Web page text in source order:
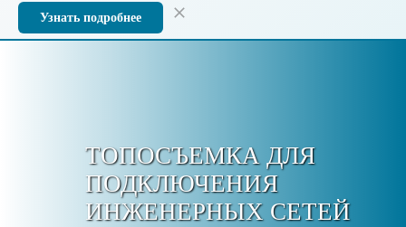
Узнать подробнее
ТОПОСЪЕМКА ДЛЯ
ПОДКЛЮЧЕНИЯ
ИНЖЕНЕРНЫХ СЕТЕЙ